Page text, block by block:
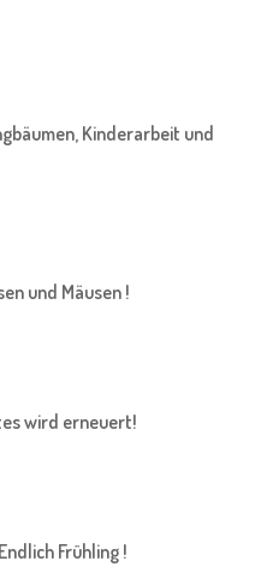
Kinderarbeit und
und Mäusen !
wird erneuert!
Frühling !